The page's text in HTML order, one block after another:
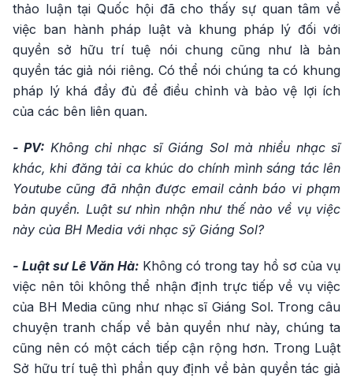
thảo luận tại Quốc hội đã cho thấy sự quan tâm về
việc ban hành pháp luật và khung pháp lý đối với
quyền sở hữu trí tuệ nói chung cũng như là bản
quyền tác giả nói riêng. Có thể nói chúng ta có khung
pháp lý khá đầy đủ để điều chỉnh và bảo vệ lợi ích
của các bên liên quan.
- PV: Không chỉ nhạc sĩ Giáng Sol mà nhiều nhạc sĩ
khác, khi đăng tải ca khúc do chính mình sáng tác lên
Youtube cũng đã nhận được email cảnh báo vi phạm
bản quyền. Luật sư nhìn nhận như thế nào về vụ việc
này của BH Media với nhạc sỹ Giáng Sol?
- Luật sư Lê Văn Hà: Không có trong tay hồ sơ của vụ
việc nên tôi không thể nhận định trực tiếp về vụ việc
của BH Media cũng như nhạc sĩ Giáng Sol. Trong câu
chuyện tranh chấp về bản quyền như này, chúng ta
cũng nên có một cách tiếp cận rộng hơn. Trong Luật
Sở hữu trí tuệ thì phần quy định về bản quyền tác giả